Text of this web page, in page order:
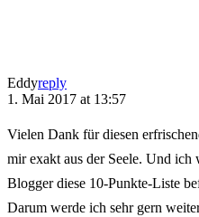
Eddyreply
1. Mai 2017 at 13:57
Vielen Dank für diesen
mir exakt aus der Seele. Und ich
Blogger diese 10-Punkte-Liste
Darum werde ich sehr gern